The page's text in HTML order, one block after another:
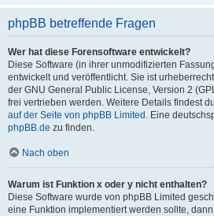
phpBB betreffende Fragen
Wer hat diese Forensoftware entwickelt?
Diese Software (in ihrer unmodifizierten
entwickelt und veröffentlicht. Sie ist
der GNU General Public License, Version 2
frei vertrieben werden. Weitere Details findest du
auf der Seite von phpBB Limited . Eine
phpBB.de zu finden.
Nach oben
Warum ist Funktion x oder y nicht enthalten?
Diese Software wurde von phpBB Limited
eine Funktion implementiert werden sollte,